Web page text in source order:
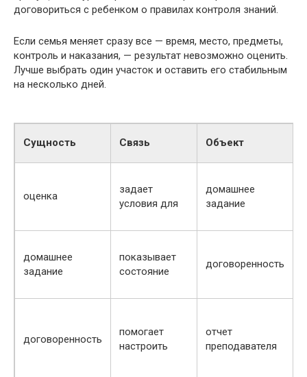
договориться с ребенком о правилах контроля знаний.
Если семья меняет сразу все — время, место, предметы,
контроль и наказания, — результат невозможно оценить.
Лучше выбрать один участок и оставить его стабильным
на несколько дней.
Сущность Связь Объект
оценка
задает
условия для
домашнее
задание
домашнее
задание
показывает
состояние
договоренность
договоренность
помогает
настроить
отчет
преподавателя